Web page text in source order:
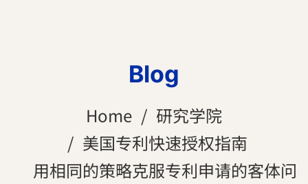
Blog
Home
研究学院
美国专利快速授权指南
用相同的策略克服专利申请的客体问